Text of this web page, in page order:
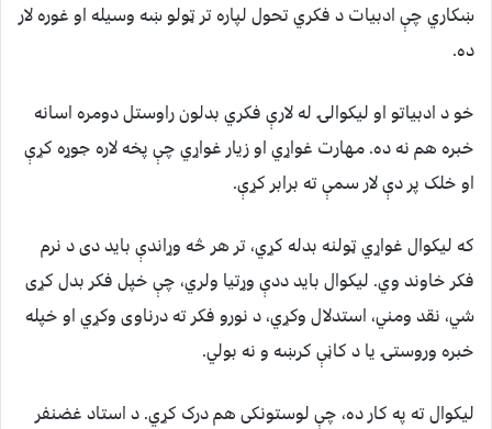
ښکاري چې ادبیات د فکري تحول لپاره تر ټولو ښه وسیله او غوره لار
ده.
خو د ادبیاتو او لیکوالۍ له لارې فکري بدلون راوستل دومره اسانه
خبره هم نه ده. مهارت غواړي او زیار غواړي چې پخه لاره جوړه کړې
او خلک پر دې لار سمې ته برابر کړې.
که لیکوال غواړي ټولنه بدله کړي، تر هر څه وړاندې باید دی د نرم
فکر خاوند وي. لیکوال باید ددې وړتیا ولري، چې خپل فکر بدل کړی
شي، نقد ومني، استدلال وکړي، د نورو فکر ته درناوی وکړي او خپله
خبره وروستۍ یا د کاڼې کرښه و نه بولي.
لیکوال ته په کار ده، چې لوستونکی هم درک کړي. د استاد غضنفر